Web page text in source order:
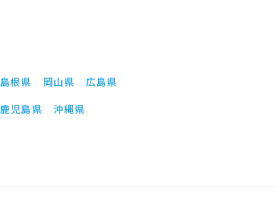
島根県 岡山県
広島県
鹿児島県 沖縄県